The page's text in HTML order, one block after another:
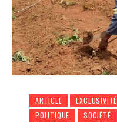
ARTICLE EXCLUSIVITÉ
POLITIQUE
SOCIÉTÉ